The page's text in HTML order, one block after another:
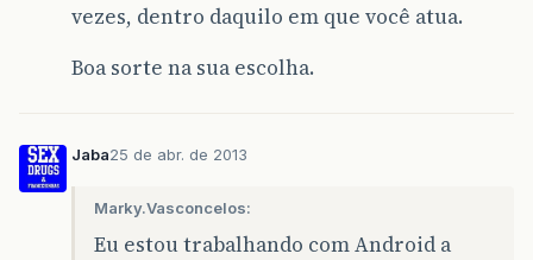
vezes, dentro daquilo em que você atua.
Boa sorte na sua escolha.
Jaba25 de abr. de 2013
Marky.Vasconcelos:
Eu estou trabalhando com Android a